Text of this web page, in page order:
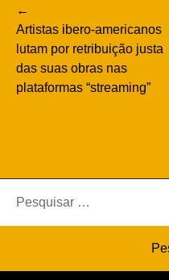
Navegação
de
artigos
Artistas ibero-americanos
lutam por retribuição justa
das suas obras nas
plataformas “streaming”
por: